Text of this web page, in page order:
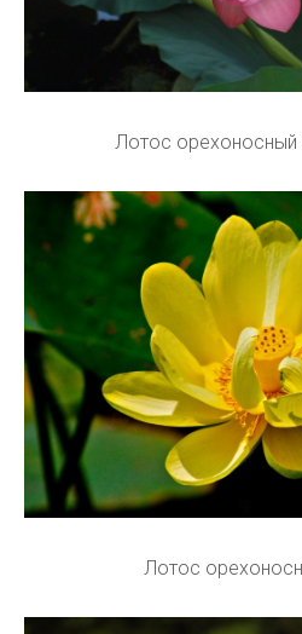
Лотос орехоносный
Лотос